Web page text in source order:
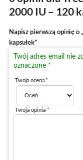
2000 IU – 120
Napisz pierwszą opinię o
kapsułek”
Twój adres email nie
oznaczone *
Twoja ocena *
Twoja opinia *